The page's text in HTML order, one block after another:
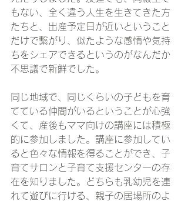
もない、全く違う人生を生きてきた方
たちと、出産予定日が近いということ
だけで繋がり、似たような感情や気持
ちをシェアできるというのがなんだか
不思議で新鮮でした。
同じ地域で、同じくらいの子どもを育
てている仲間がいるということが心強
くて、産後もママ向けの講座には積極
的に参加しました。講座に参加してい
ると色々な情報を得ることができ、子
育てサロンと子育て支援センターの存
在を知りました。どちらも乳幼児を連
れて遊びに行ける、親子の居場所のよ